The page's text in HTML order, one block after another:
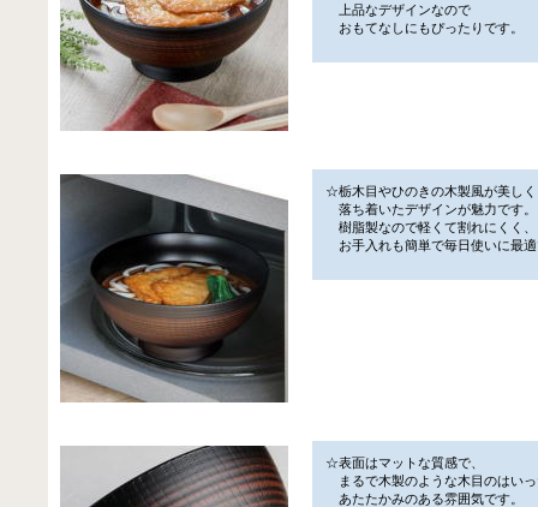
上品なデザインなので
おもてなしにもぴったりです。
☆栃木目やひのきの木製風が美し
落ち着いたデザインが魅力です。
樹脂製なので軽くて割れにくく、
お手入れも簡単で毎日使いに最
☆表面はマットな質感で、
まるで木製のような木目のはい
あたたかみのある雰囲気です。